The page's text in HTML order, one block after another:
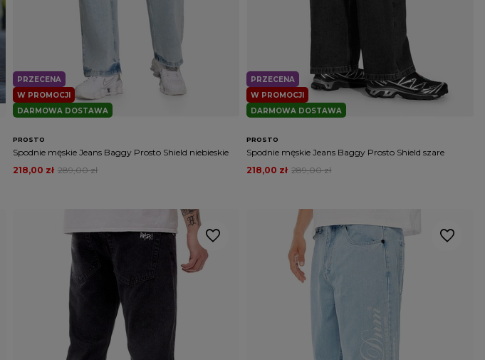
W PROMOCJI
PRZECENA
DARMOWA DOSTAWA
PROSTO
Spodnie męskie Jeans Baggy Prosto Shield niebieskie
289,00 zł
218,00 zł
W PROMOCJI
PRZECENA
DARMOWA DOSTAWA
PROSTO
Spodnie męskie Jeans Baggy Prosto Shield szare
289,00 zł
218,00 zł